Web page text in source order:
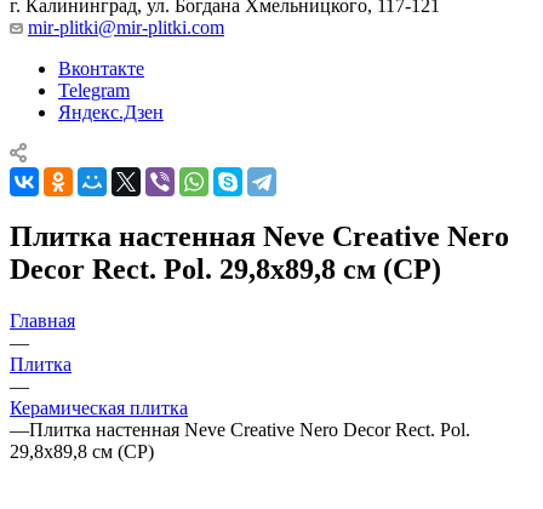
г. Калининград, ул. Богдана Хмельницкого, 117-121
mir-plitki@mir-plitki.com
Вконтакте
Telegram
Яндекс.Дзен
Плитка настенная Neve Creative Nero
Decor Rect. Pol. 29,8x89,8 см (CP)
Главная
—
Плитка
—
Керамическая плитка
—Плитка настенная Neve Creative Nero Decor Rect. Pol.
29,8x89,8 см (CP)